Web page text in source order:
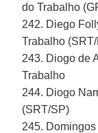
do Trabalho
242. Diego
Trabalho
243. Diogo de
Trabalho
244. Diogo
(SRT/SP)
245.